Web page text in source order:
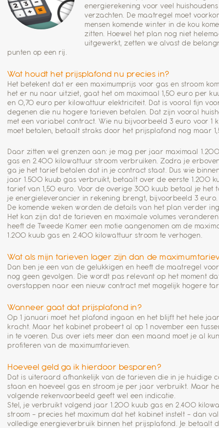
energierekening voor veel huishoudens
verzachten. De maatregel moet
mensen komende winter in de kou
zitten. Hoewel het plan nog niet
uitgewerkt, zetten we alvast de
punten op een rij.
Wat houdt het prijsplafond nu precies in?
Het betekent dat er een maximumprijs voor gas en stroom
het er nu naar uitziet, gaat het om maximaal 1,50 euro per
en 0,70 euro per kilowattuur elektriciteit. Dat is vooral fijn
degenen die nu hogere tarieven betalen. Dat zijn vooral
met een variabel contract. Wie nu bijvoorbeeld 3 euro voor 1
moet betalen, betaalt straks door het prijsplafond nog maar
Daar zitten wel grenzen aan: je mag per jaar maximaal
gas en 2.400 kilowattuur stroom verbruiken. Zodra je
ga je het tarief betalen dat in je contract staat. Dus wie
jaar 1.500 kuub gas verbruikt, betaalt over de eerste 1.200
tarief van 1,50 euro. Voor de overige 300 kuub betaal je het
je energieleverancier in rekening brengt, bijvoorbeeld 3 euro.
De komende weken worden de details van het plan verder
Het kan zijn dat de tarieven en maximale volumes
heeft de Tweede Kamer een motie aangenomen om de
1.200 kuub gas en 2.400 kilowattuur stroom te verhogen.
Wat als mijn tarieven lager zijn dan de
Dan ben je een van de gelukkigen en heeft de maatregel
nog geen gevolgen. Die wordt pas relevant op het moment
overstappen naar een nieuw contract met mogelijk hogere
Wanneer gaat dat prijsplafond in?
Op 1 januari moet het plafond ingaan en het blijft het hele
kracht. Maar het kabinet probeert al op 1 november een
in te voeren. Dus over iets meer dan een maand moet je al
profiteren van de maximumtarieven.
Hoeveel geld ga ik hierdoor besparen?
Dat is uiteraard afhankelijk van de tarieven die in je huidige
staan en hoeveel gas en stroom je per jaar verbruikt. Maar
volgende rekenvoorbeeld geeft wel een indicatie.
Stel, je verbruikt volgend jaar 1.200 kuub gas en 2.400
stroom – precies het maximum dat het kabinet instelt – dan
volledige energieverbruik binnen het prijsplafond. Je betaalt